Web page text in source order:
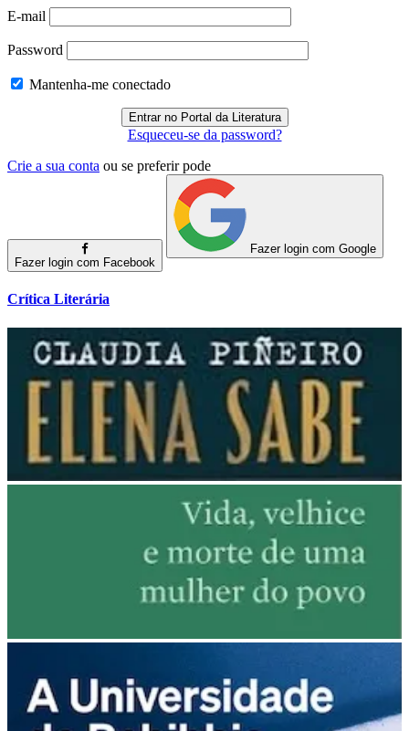
E-mail
Password
Mantenha-me conectado
Esqueceu-se da password?
Crie a sua conta ou se preferir pode
Fazer login com Facebook
Fazer login com Google
Crítica Literária